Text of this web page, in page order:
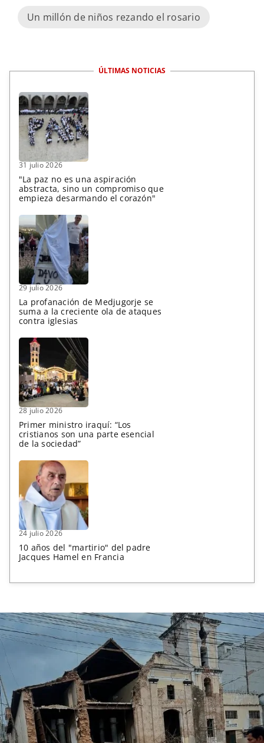
Un millón de niños rezando el rosario
ÚLTIMAS NOTICIAS
31 julio 2026
"La paz no es una aspiración
abstracta, sino un compromiso que
empieza desarmando el corazón"
29 julio 2026
La profanación de Medjugorje se
suma a la creciente ola de ataques
contra iglesias
28 julio 2026
Primer ministro iraquí: “Los
cristianos son una parte esencial
de la sociedad”
24 julio 2026
10 años del "martirio" del padre
Jacques Hamel en Francia